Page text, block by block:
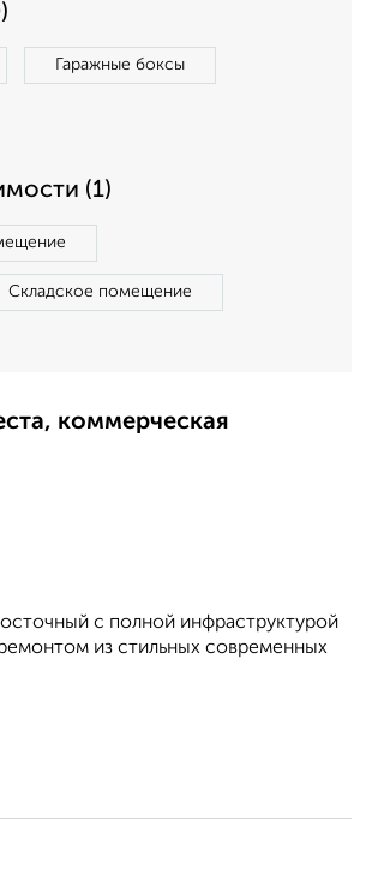
Гаражные боксы
(1)
Складское помещение
коммерческая
с полной инфраструктурой
из стильных современных